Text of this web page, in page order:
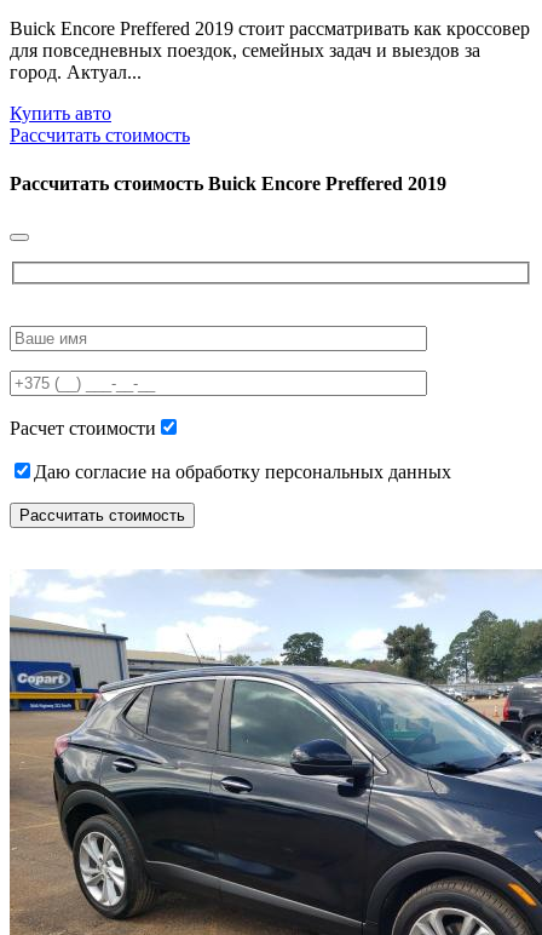
Buick Encore Preffered 2019 стоит рассматривать как кроссовер
для повседневных поездок, семейных задач и выездов за
город. Актуал...
Купить авто
Рассчитать стоимость
Рассчитать стоимость Buick Encore Preffered 2019
leave
field
Расчет стоимости
Даю согласие на обработку персональных данных